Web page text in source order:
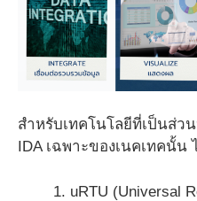
สำหรับเทคโนโลยีที่เป็นส่ว
IDA เฉพาะของเนคเทคนั้น
1. uRTU (Universal